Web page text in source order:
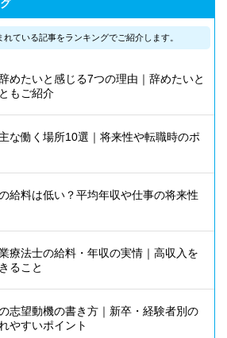
れている記事をランキングでご紹介します。
めたいと感じる7つの理由｜辞めたいと
もご紹介
な働く場所10選｜将来性や転職時のポ
給料は低い？平均年収や仕事の将来性
療法士の給料・年収の実情｜高収入を
ること
志望動機の書き方｜新卒・経験者別の
やすいポイント